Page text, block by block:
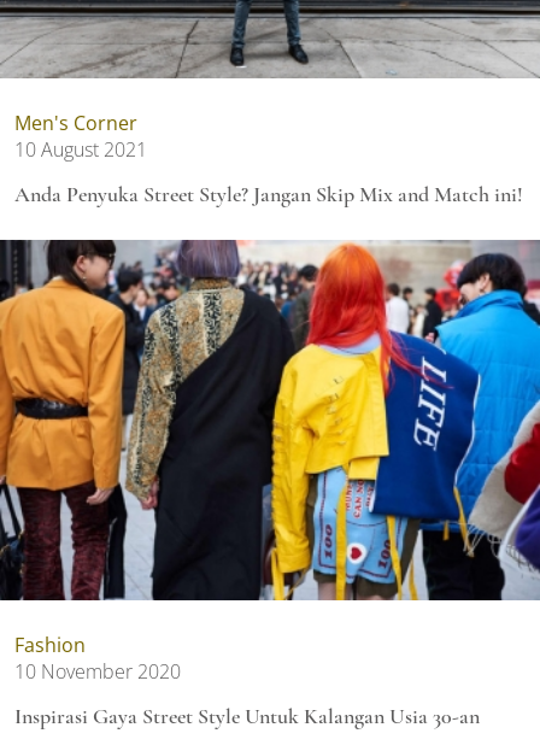
Men's Corner
10 August 2021
Anda Penyuka Street Style? Jangan Skip Mix and Match ini!
Fashion
10 November 2020
Inspirasi Gaya Street Style Untuk Kalangan Usia 30-an